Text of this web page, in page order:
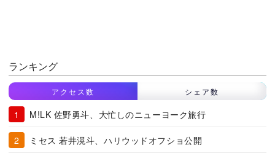
ランキング
アクセス数 シェア数
M!LK 佐野勇斗、大忙しのニューヨーク旅行
ミセス 若井滉斗、ハリウッドオフショ公開